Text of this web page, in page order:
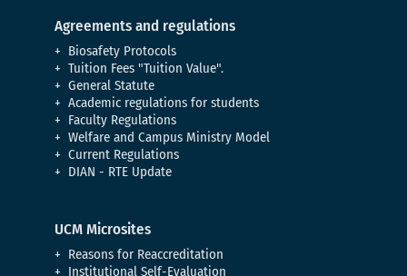
Agreements and regulations
Biosafety Protocols
Tuition Fees "Tuition Value".
General Statute
Academic regulations for students
Faculty Regulations
Welfare and Campus Ministry Model
Current Regulations
DIAN - RTE Update
UCM Microsites
Reasons for Reaccreditation
Institutional Self-Evaluation